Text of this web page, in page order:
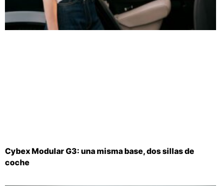
Cybex Modular G3: una misma base, dos sillas de
coche